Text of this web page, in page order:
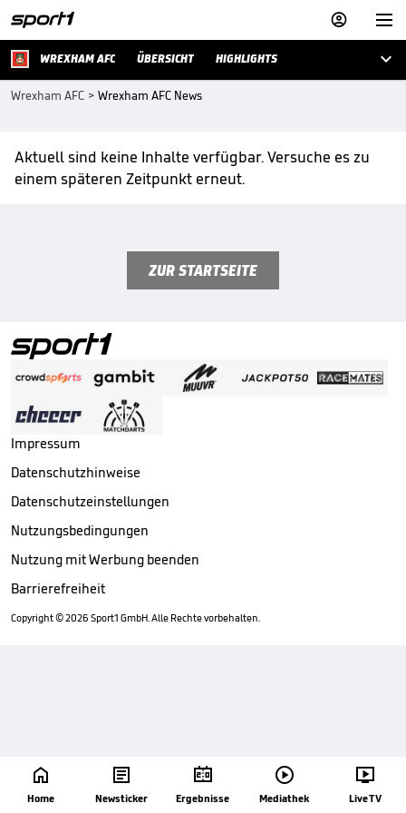


WREXHAM AFC ÜBERSICHT HIGHLIGHTS 
Wrexham AFC > Wrexham AFC News
Aktuell sind keine Inhalte verfügbar. Versuche es zu
einem späteren Zeitpunkt erneut.

Home

Newsticker

Ergebnisse

Mediathek

Live TV
ZUR STARTSEITE
Impressum
Datenschutzhinweise
Datenschutzeinstellungen
Nutzungsbedingungen
Nutzung mit Werbung beenden
Barrierefreiheit
Copyright ©2026 Sport1 GmbH. Alle Rechte vorbehalten.